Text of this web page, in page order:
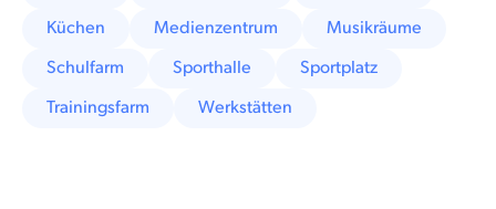
Küchen
Medienzentrum
Musikräume
Schulfarm
Sporthalle
Sportplatz
Trainingsfarm
Werkstätten